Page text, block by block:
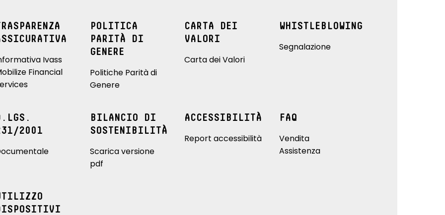
Ivass
Financial
POLITICA
PARITÀ DI
GENERE
Politiche Parità di
Genere
CARTA DEI
VALORI
Carta dei Valori
WHISTLEBLOWING
Segnalazione
2001
BILANCIO DI
SOSTENIBILITÀ
Scarica versione
pdf
ACCESSIBILITÀ
Report accessibilità
FAQ
Vendita
Assistenza